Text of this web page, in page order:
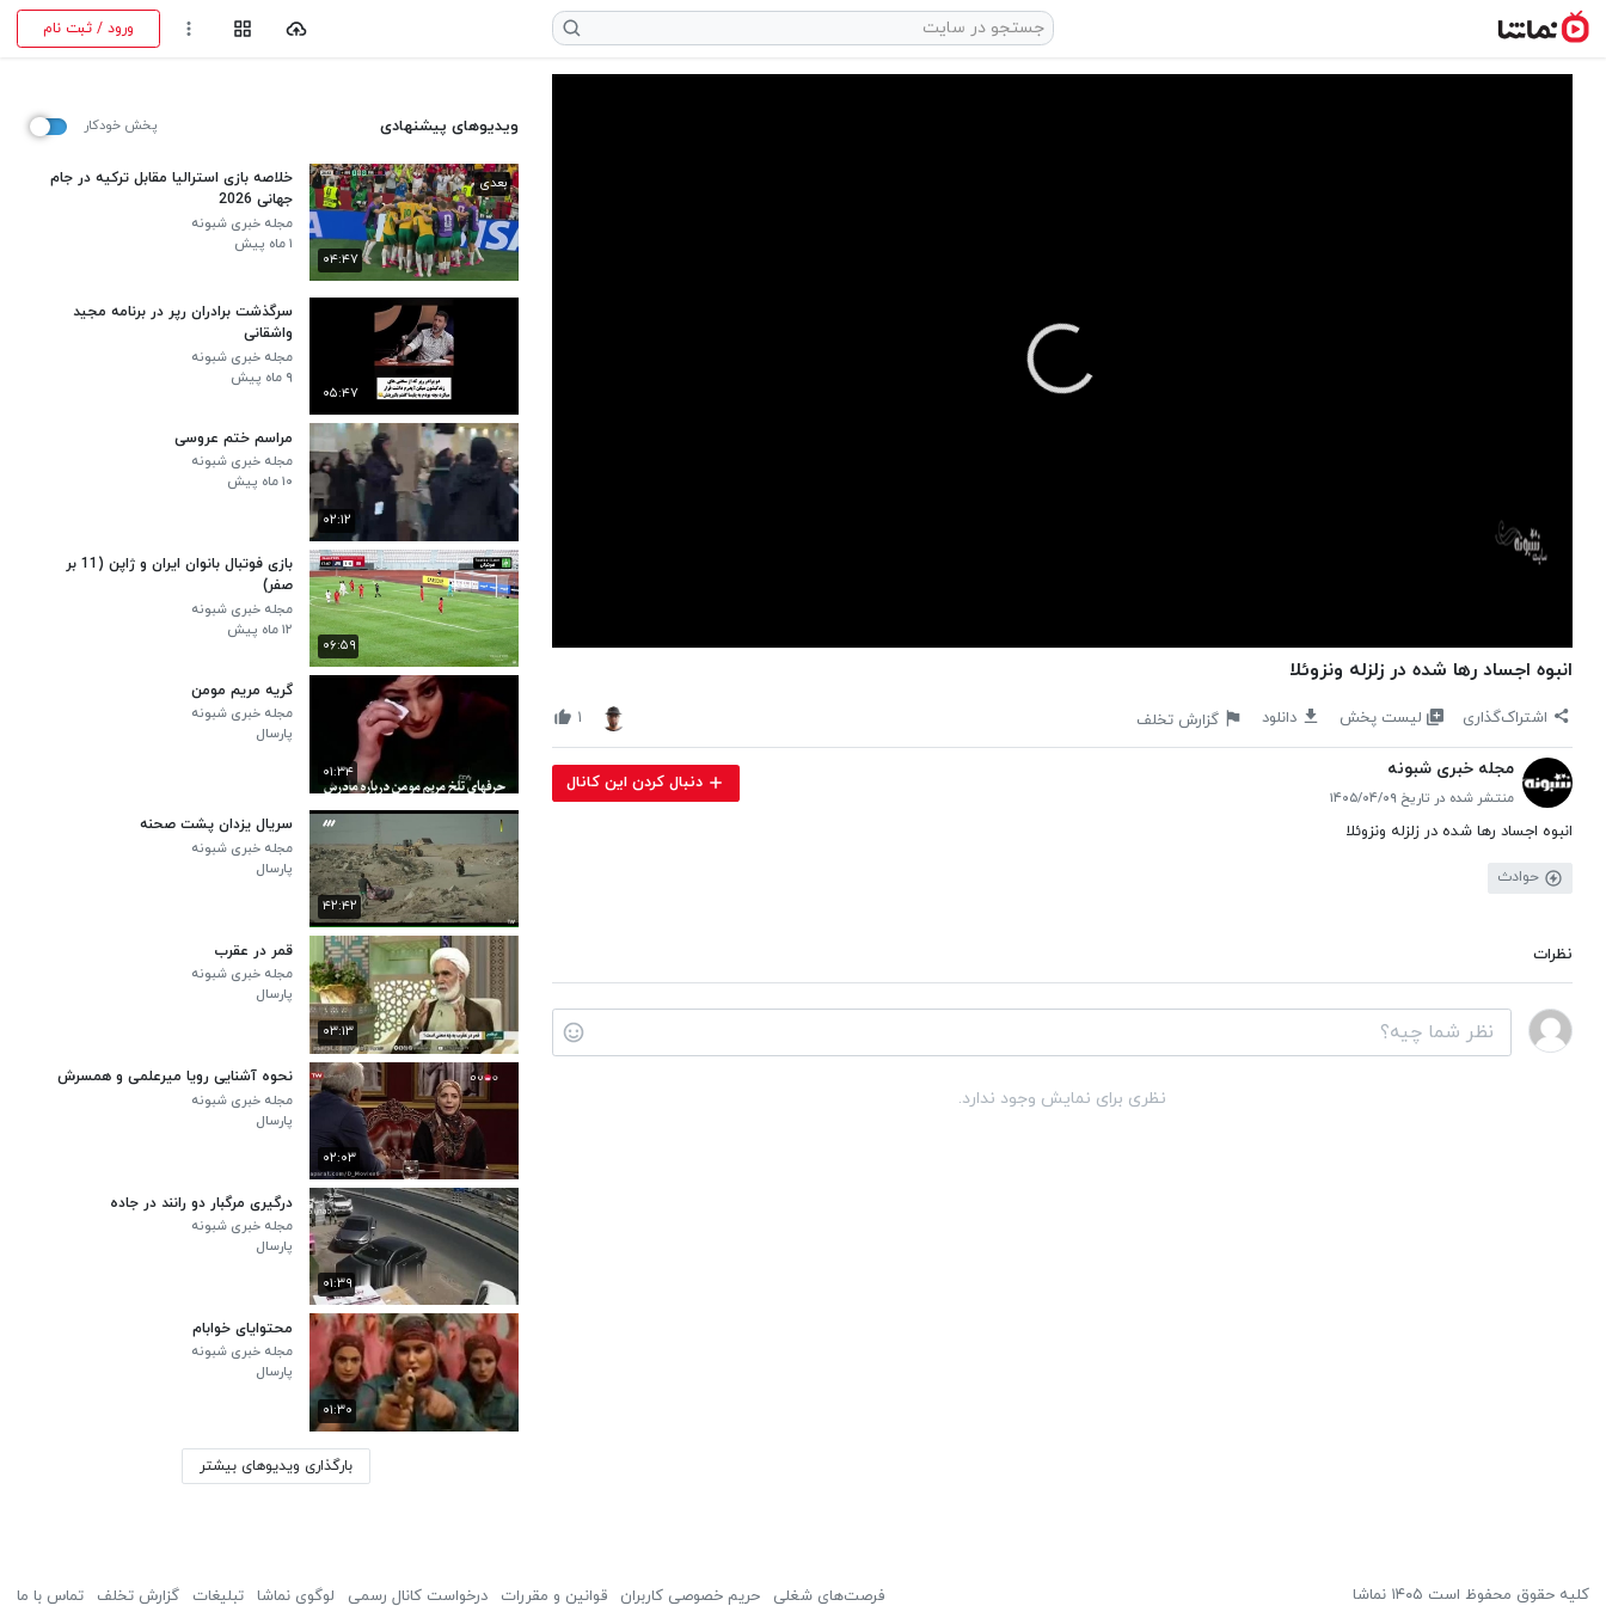
ورود / ثبت نام
انبوه اجساد رها شده در زلزله ونزوئلا
اشتراک‌گذاری لیست پخش دانلود گزارش تخلف ۱
مجله خبری شبونه
منتشر شده در تاریخ ۱۴۰۵/۰۴/۰۹
دنبال کردن این کانال
انبوه اجساد رها شده در زلزله ونزوئلا
حوادث
نظرات
نظری برای نمایش وجود ندارد.
ویدیوهای پیشنهادی پخش خودکار
۰۴:۴۷
بعدی
خلاصه بازی استرالیا مقابل ترکیه در جام
جهانی 2026
مجله خبری شبونه
۱ ماه پیش
۰۵:۴۷
سرگذشت برادران رپر در برنامه مجید
واشقانی
مجله خبری شبونه
۹ ماه پیش
۰۲:۱۲
مراسم ختم عروسی
مجله خبری شبونه
۱۰ ماه پیش
۰۶:۵۹
بازی فوتبال بانوان ایران و ژاپن (11 بر
صفر)
مجله خبری شبونه
۱۲ ماه پیش
۰۱:۳۴
گریه مریم مومن
مجله خبری شبونه
پارسال
۴۲:۴۲
سریال یزدان پشت صحنه
مجله خبری شبونه
پارسال
۰۳:۱۳
قمر در عقرب
مجله خبری شبونه
پارسال
۰۲:۰۳
نحوه آشنایی رویا میرعلمی و همسرش
مجله خبری شبونه
پارسال
۰۱:۳۹
درگیری مرگبار دو رانند در جاده
مجله خبری شبونه
پارسال
۰۱:۳۰
محتوایای خوابام
مجله خبری شبونه
پارسال
بارگذاری ویدیوهای بیشتر
کلیه حقوق محفوظ است ۱۴۰۵ نماشا فرصت‌های شغلی حریم خصوصی کاربران قوانین و مقررات درخواست کانال رسمی لوگوی نماشا تبلیغات گزارش تخلف تماس با ما